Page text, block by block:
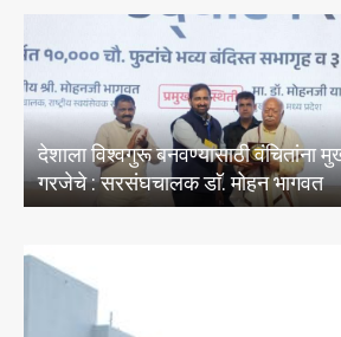
आणणे
E20 पेट्रोल मधील पाण्याचे
अस्तित्वासंबंधी तेल विपणन